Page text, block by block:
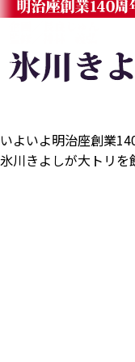
いよいよ明治座創業
氷川きよしが大トリを